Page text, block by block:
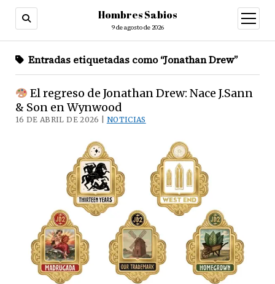
Hombres Sabios
9 de agosto de 2026
abrir
menú
Entradas etiquetadas como “Jonathan Drew”
El regreso de Jonathan Drew: Nace J.Sann
& Son en Wynwood
16 DE ABRIL DE 2026 | NOTICIAS